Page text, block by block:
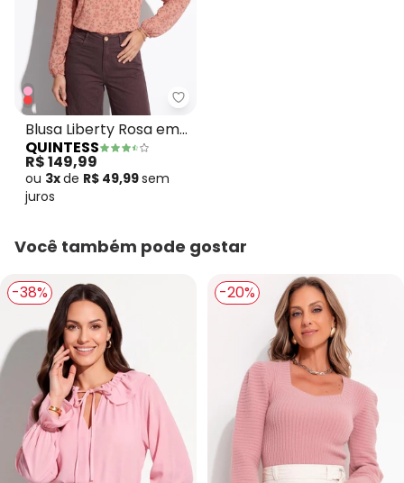
Quintess - Blusa Liberty Rosa
Blusa Liberty Rosa em
Crepe Plano
QUINTESS
R$ 149,99
ou 3xde R$ 49,99sem
juros
Você também pode gostar
-38% -20%